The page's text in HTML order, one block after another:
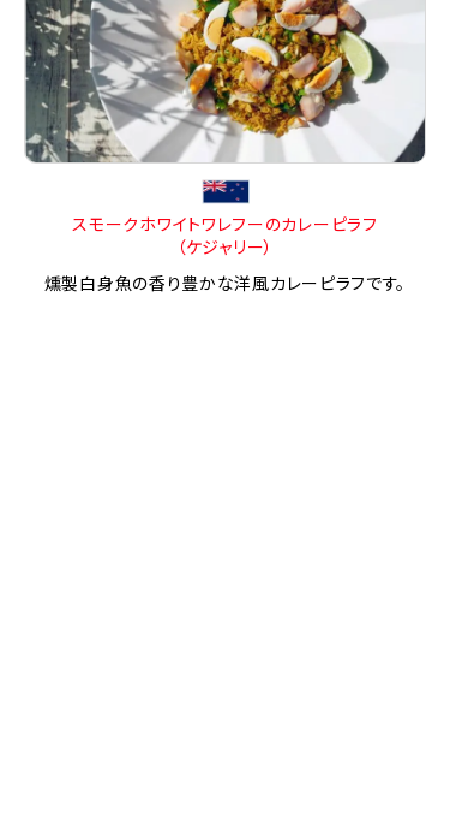
スモークホワイトワレフーのカレーピラフ
（ケジャリー）
燻製白身魚の香り豊かな洋風カレーピラフです。